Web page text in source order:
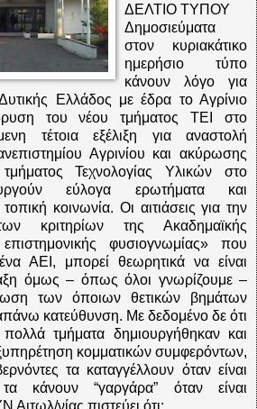
ΔΕΛΤΙΟ ΤΥΠΟΥ
Δημοσιεύματα
στον κυριακάτικο
ημερήσιο τύπο
κάνουν λόγο για
Ελλάδος με έδρα το Αγρίνιο
του νέου τμήματος ΤΕΙ στο
τέτοια εξέλιξη για αναστολή
Αγρινίου και ακύρωσης
Τεχνολογίας Υλικών στο
εύλογα ερωτήματα και
κοινωνία. Οι αιτιάσεις για την
κριτηρίων της Ακαδημαϊκής
φυσιογνωμίας» που
ΑΕΙ, μπορεί θεωρητικά να είναι
όμως – όπως όλοι γνωρίζουμε –
των όποιων θετικών βημάτων
κατεύθυνση. Με δεδομένο δε ότι
τμήματα δημιουργήθηκαν και
κομματικών συμφερόντων,
τα καταγγέλλουν όταν είναι
τα κάνουν “γαργάρα” όταν είναι
νίας πιστεύει ότι: